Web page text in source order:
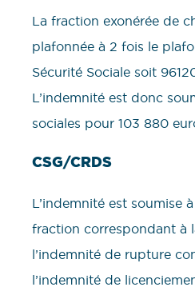
La fraction exonérée de
plafonnée à 2 fois le
Sécurité Sociale soit
L’indemnité est donc
sociales pour 103 880
CSG/CRDS
L’indemnité est soumise
fraction correspondant à
l’indemnité de rupture
l’indemnité de